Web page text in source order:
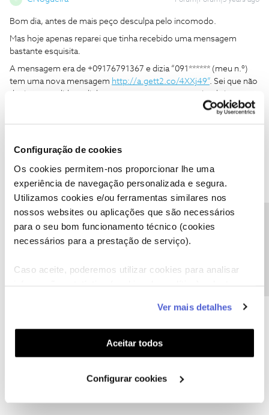
Configuração de cookies
Os cookies permitem-nos proporcionar lhe uma
experiência de navegação personalizada e segura.
Utilizamos cookies e/ou ferramentas similares nos
nossos websites ou aplicações que são necessários
para o seu bom funcionamento técnico (cookies
necessários para a prestação de serviço).
Caso aceite, poderemos utilizar cookies para analisar
funcionalidades (cookies de personalização e
funcionalidade) e adaptar anúncios aos seus interesses
(cookies de publicidade personalizada). Pode gerir a
utilização dos cookies clicando em "Configurar
Ver mais detalhes
Aceitar todos
Configurar cookies
Bom dia, antes de mais peço desculpa pelo incomodo.
Mas hoje apenas reparei que tinha recebido uma mensagem
bastante esquisita.
A mensagem era de +09176791367 e dizia “091****** (meu n.º)
tem uma nova mensagem http://a.gett2.co/4XXj49”. Sei que não
Google mas nem sequer abriu nenhuma pagina. Li sobre “Phising”
Obrigada a quem me poder ajudar !
Mário P. Forum|Forum|5 years ago
Movemos o seu comentário para uma publicação mais antiga,
Ajude a comunidade a encontrar informação relevante. Marque
como "Melhor Resposta" e faça "Like" nos melhores comentários.